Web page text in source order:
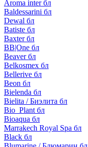
Aroma inter бл
Baldessarini бл
Dewal бл
Batiste бл
Baxter бл
BB|One бл
Beaver бл
Belkosmex бл
Bellerive бл
Beon бл
Bielenda бл
Bielita / Биэлита бл
Bio_Plant бл
Bioaqua бл
Marrakech Royal Spa бл
Black бл